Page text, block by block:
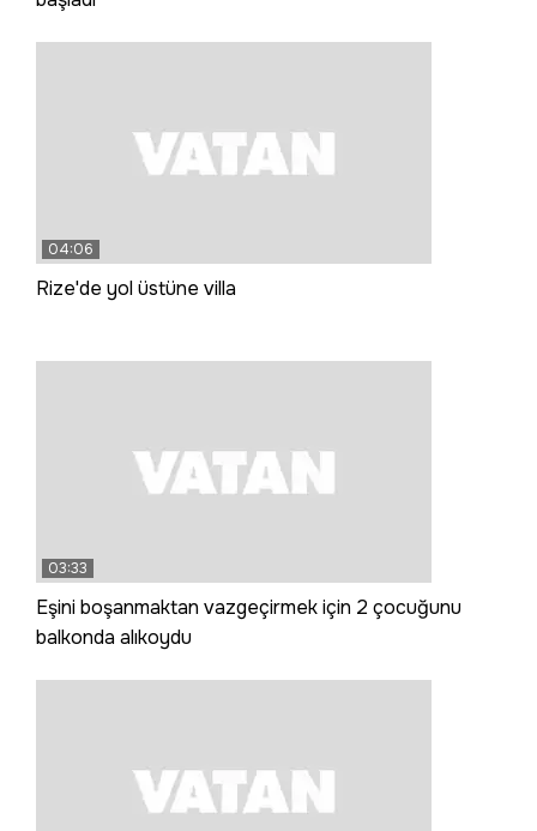
04:06
Rize'de yol üstüne villa
03:33
Eşini boşanmaktan vazgeçirmek için 2 çocuğunu
balkonda alıkoydu